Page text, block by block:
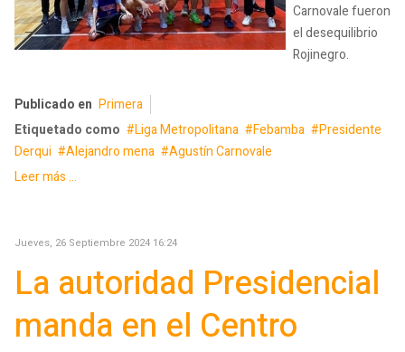
Carnovale fueron
el desequilibrio
Rojinegro.
Publicado en Primera
Etiquetado como
Liga Metropolitana Febamba
Presidente
Derqui
Alejandro mena
Agustín Carnovale
Leer más ...
Jueves, 26 Septiembre 2024 16:24
La autoridad Presidencial
manda en el Centro